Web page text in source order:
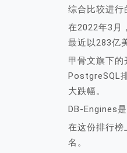
综合比较进
在2022年3月
最近以283亿
甲骨文旗下的
PostgreSQL
大跌幅。
DB-Engines
在这份排行
名。